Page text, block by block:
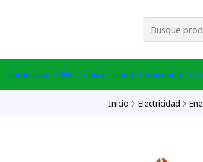
Iluminación Electronica Linea Domiciliaria
Inicio Electricidad